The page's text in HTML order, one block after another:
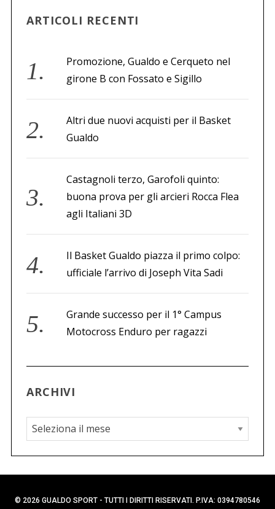
ARTICOLI RECENTI
Promozione, Gualdo e Cerqueto nel
girone B con Fossato e Sigillo
Altri due nuovi acquisti per il Basket
Gualdo
Castagnoli terzo, Garofoli quinto:
buona prova per gli arcieri Rocca Flea
agli Italiani 3D
Il Basket Gualdo piazza il primo colpo:
ufficiale l’arrivo di Joseph Vita Sadi
Grande successo per il 1° Campus
Motocross Enduro per ragazzi
ARCHIVI
A
r
c
h
i
© 2026 GUALDO SPORT - TUTTI I DIRITTI RISERVATI. P.IVA: 0394780546